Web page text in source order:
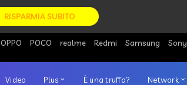
RISPARMIA SUBITO
OPPO POCO realme Redmi Samsung Sony
Video Plus È una truffa? Network